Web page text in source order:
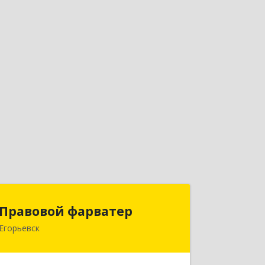
Правовой фарватер
Егорьевск
Правовой фарватер